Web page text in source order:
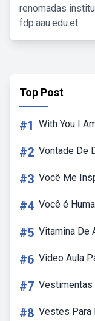
renomadas
fdp.aau.edu.et.
Top Post
#1 With You I
#2 Vontade De
#3 Você Me
#4 Você é
#5 Vitamina De
#6 Video Aula
#7 Vestimentas
#8 Vestes Para